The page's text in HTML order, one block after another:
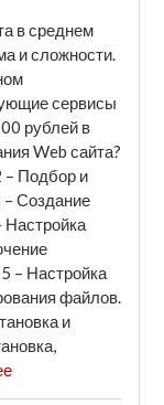
в среднем
и сложности.
сервисы
рублей в
Web сайта?
– Подбор и
– Создание
Настройка
– Настройка
файлов.
и